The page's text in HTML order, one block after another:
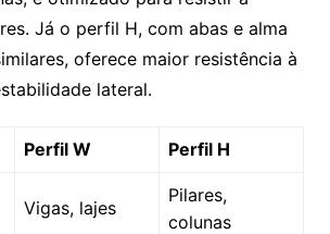
Já o perfil H, com abas e alma
oferece maior resistência à
lateral.
Perfil W Perfil H
Vigas, lajes
Pilares,
colunas